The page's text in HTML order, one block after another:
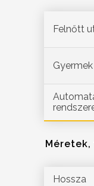
Felnőtt
Hossza